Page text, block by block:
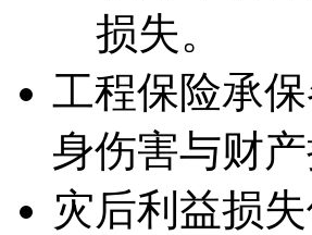
损失。
工程保险承
身伤害与财产
灾后利益损